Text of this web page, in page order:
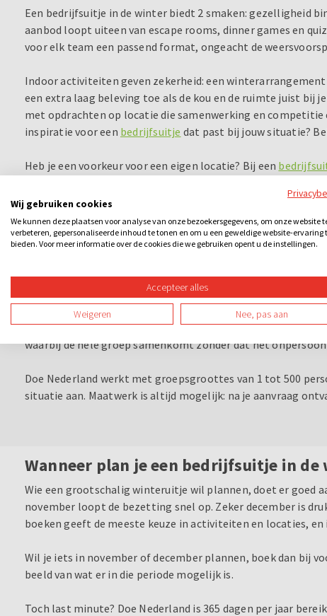
Een bedrijfsuitje in de winter biedt 2 smaken: gezelligheid
aanbod loopt uiteen van escape rooms, dinner games en
voor elk team een passend format, ongeacht de
Indoor activiteiten geven zekerheid: een
een extra laag beleving toe als de kou en de ruimte juist bij
met opdrachten op locatie die samenwerking en
inspiratie voor een bedrijfsuitje dat past bij jouw situatie?
Heb je een voorkeur voor een eigen locatie? Bij een
tuin of andere ruimte is. Doe Nederland regelt de
vriendelijke keuze voor organisaties die binnen hun
Bedrijfsuitje winter: voor kleine teams
Groepsgrootte bepaalt welk format het beste werkt. Voor
actieve deelname en een intieme sfeer waarbij iedereen
de juiste keuze; formaten die toch persoonlijk aanvoelen.
waarbij de hele groep samenkomt zonder dat het
Doe Nederland werkt met groepsgroottes van 1 tot 500
situatie aan. Maatwerk is altijd mogelijk: na je aanvraag
Wanneer plan je een bedrijfsuitje in de
Wie een grootschalig winteruitje wil plannen, doet er goed
november loopt de bezetting snel op. Zeker december is
boeken geeft de meeste keuze in activiteiten en locaties,
Wil je iets in november of december plannen, boek dan bij
beeld van wat er in die periode mogelijk is.
Toch last minute? Doe Nederland is 365 dagen per jaar
Wij gebruiken cookies
We kunnen deze plaatsen voor analyse van onze bezoekersgegevens, om onze website
verbeteren, gepersonaliseerde inhoud te tonen en om u een geweldige website-ervaring
bieden. Voor meer informatie over de cookies die we gebruiken opent u de instellingen.
Accepteer alles
Weigeren Nee, pas aan